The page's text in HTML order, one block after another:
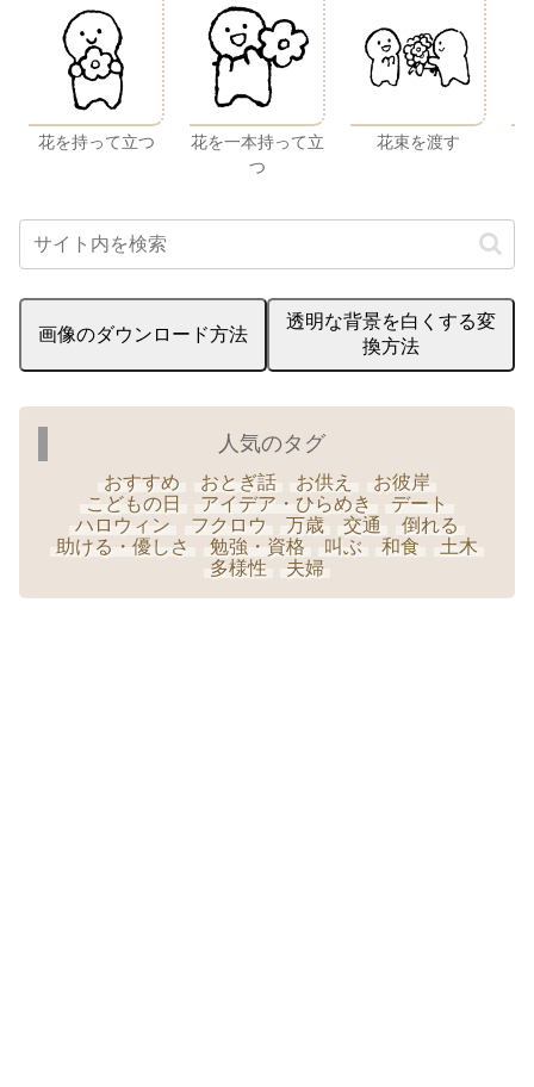
花を持って立つ
花を一本持って立
つ
花束を渡す
画像のダウンロード方法
透明な背景を白くする変
換方法
人気のタグ
おすすめ おとぎ話 お供え
お彼岸
こどもの日
アイデア・ひらめき
デート
ハロウィン
フクロウ 万歳 交通
倒れる
助ける・優しさ
勉強・資格 叫ぶ 和食
土木
多様性
夫婦